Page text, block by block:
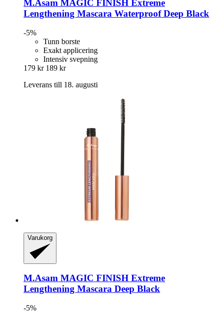
M.Asam MAGIC FINISH Extreme
Lengthening Mascara Waterproof Deep Black
-5%
Tunn borste
Exakt applicering
Intensiv svepning
179 kr 189 kr
Leverans till 18. augusti
Varukorg
M.Asam MAGIC FINISH Extreme
Lengthening Mascara Deep Black
-5%